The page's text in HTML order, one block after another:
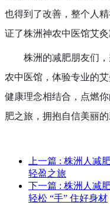
也得到了改善，整个人
证了株洲神农中医馆艾
株洲的减肥朋友们
农中医馆，体验专业的
健康理念相结合，点燃
肥之旅，拥抱自信美丽的
上一篇 : 株洲人减
轻盈之旅
下一篇 : 株洲人减
轻松 “手” 住好身材